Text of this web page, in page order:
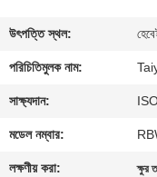
যোগাযোগ
করুন
খবর
উৎপত্তি স্থল:
পরিচিতিমুলক নাম:
সাক্ষ্যদান:
মডেল নম্বার:
লক্ষণীয় করা: ক্ষুর